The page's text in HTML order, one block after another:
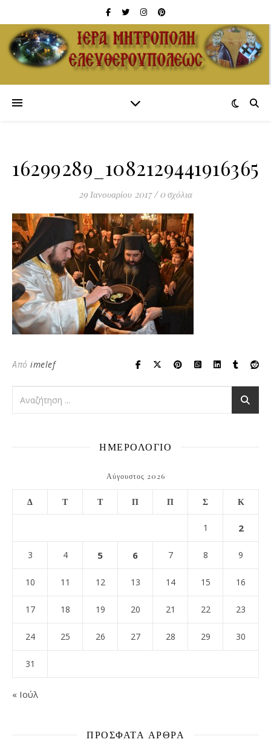
29 Ιανουαρίου 2017 / 0 σχόλια
Από imelef
ΗΜΕΡΟΛΟΓΙΟ
Αύγουστος 2026
Δ Τ Τ Π Π Σ Κ
1 2
3 4 5 6 7 8 9
10 11 12 13 14 15 16
17 18 19 20 21 22 23
24 25 26 27 28 29 30
31
« Ιούλ
ΠΡΌΣΦΑΤΑ ΆΡΘΡΑ